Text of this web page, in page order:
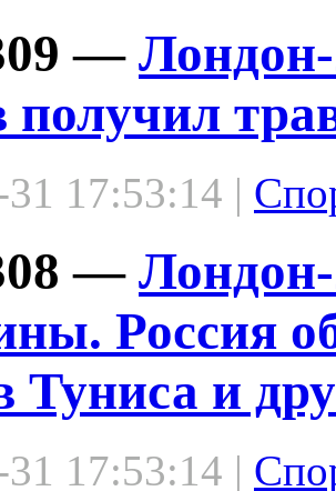
—
получил
17:53:14 |
—
Россия
Туниса и
17:53:14 |